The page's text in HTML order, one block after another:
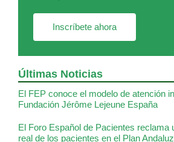
Inscríbete ahora
Últimas Noticias
El FEP conoce el modelo de atención
Fundación Jérôme Lejeune España
El Foro Español de Pacientes reclama
real de los pacientes en el Plan